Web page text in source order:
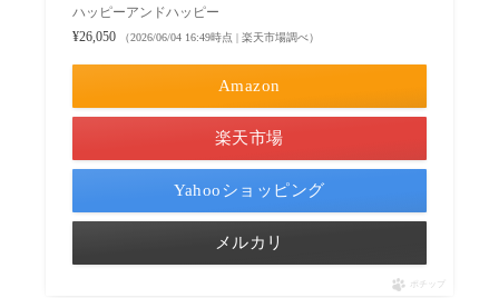
ハッピーアンドハッピー
¥26,050
（2026/06/04 16:49時点 | 楽天市場調べ）
Amazon
楽天市場
Yahooショッピング
メルカリ
ポチップ